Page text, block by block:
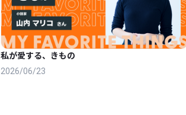
私が愛する、きもの
2026/06/23